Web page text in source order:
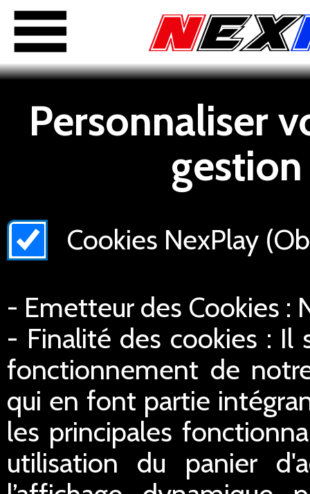
Personnaliser
Cookies NexPlay
- Emetteur des Cookies :
- Finalité des cookies : Il
fonctionnement de
qui en font partie
les principales
utilisation du panier